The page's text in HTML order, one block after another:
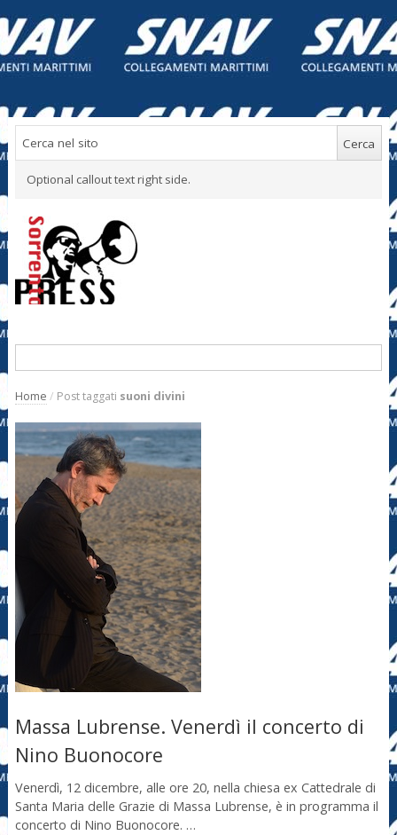
Optional callout text right side.
Home / Post taggati suoni divini
Massa Lubrense. Venerdì il concerto di
Nino Buonocore
Venerdì, 12 dicembre, alle ore 20, nella chiesa ex Cattedrale di
Santa Maria delle Grazie di Massa Lubrense, è in programma il
concerto di Nino Buonocore. …